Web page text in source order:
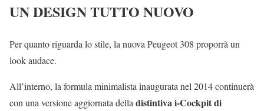
UN DESIGN TUTTO NUOVO
Per quanto riguarda lo stile, la nuova Peugeot 308 proporrà un
look audace.
All’interno, la formula minimalista inaugurata nel 2014 continuerà
con una versione aggiornata della distintiva i-Cockpit di